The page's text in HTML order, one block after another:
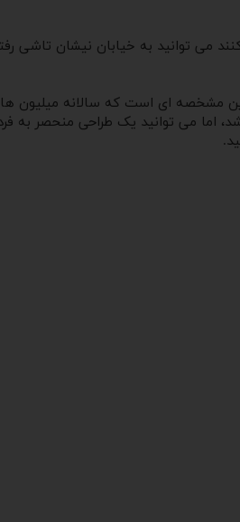
می توانید به خیابان نیشان تاشی
مشخصه ای است که سالانه میلیون